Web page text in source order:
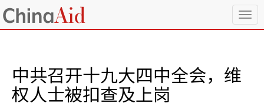
T
o
中共召开十九大四中全会，维
权人士被扣查及上岗